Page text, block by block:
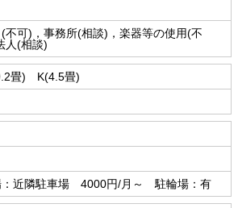
不可)，事務所(相談)，楽器等の使用(不
人(相談)
畳) K(4.5畳)
：近隣駐車場 4000円/月～ 駐輪場：有